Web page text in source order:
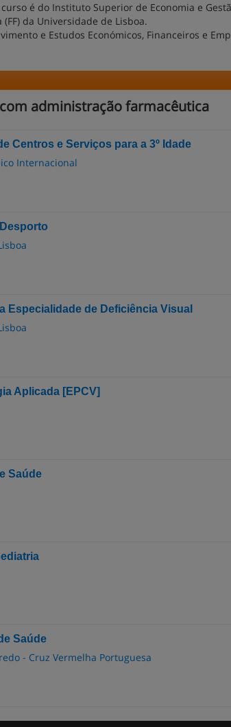
é do Instituto Superior de Economia e
da Universidade de Lisboa.
e Estudos Económicos, Financeiros e
administração farmacêutica
Centros e Serviços para a 3º Idade
Internacional
Especialidade de Deficiência Visual
Aplicada [EPCV]
Saúde
Saúde
- Cruz Vermelha Portuguesa